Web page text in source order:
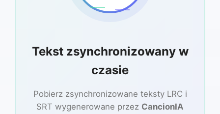
Tekst zsynchronizowany w
czasie
Pobierz zsynchronizowane teksty LRC i
SRT wygenerowane przez CancionIA